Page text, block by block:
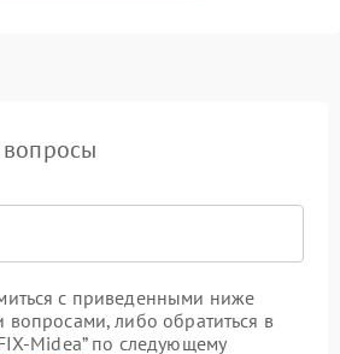
вопросы
с приведенными ниже
вопросами, либо обратиться в
Midea” по следующему